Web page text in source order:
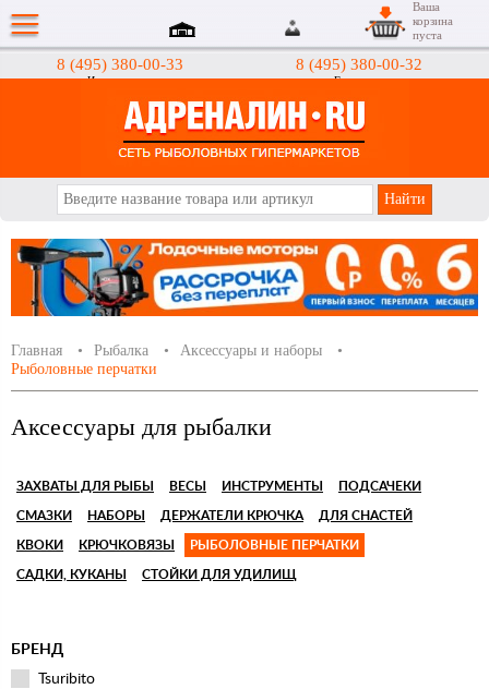
8 (495) 380-00-33
Интернет-магазин
8 (495) 380-00-32
Гипермаркеты
Ваша
корзина
пуста
Главная Рыбалка
Аксессуары и наборы
Рыболовные перчатки
Аксессуары для рыбалки
ЗАХВАТЫ ДЛЯ РЫБЫ ВЕСЫ ИНСТРУМЕНТЫ ПОДСАЧЕКИ
СМАЗКИ НАБОРЫ ДЕРЖАТЕЛИ КРЮЧКА ДЛЯ СНАСТЕЙ
КВОКИ КРЮЧКОВЯЗЫ РЫБОЛОВНЫЕ ПЕРЧАТКИ
САДКИ, КУКАНЫ СТОЙКИ ДЛЯ УДИЛИЩ
БРЕНД
Tsuribito